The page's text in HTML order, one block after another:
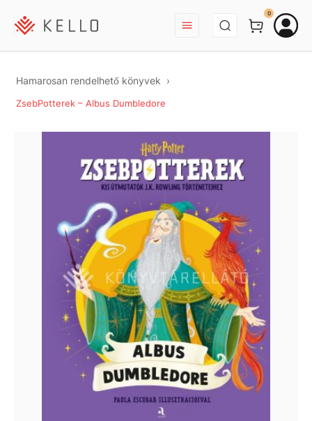
BEJELENTKEZÉS
0
Hamarosan rendelhető könyvek
ZsebPotterek – Albus Dumbledore